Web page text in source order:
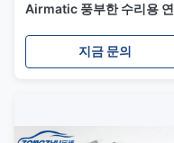
Airmatic 풍부한 수리용 연
중단 봄 완충기 Eletronic 벨
지금 문의